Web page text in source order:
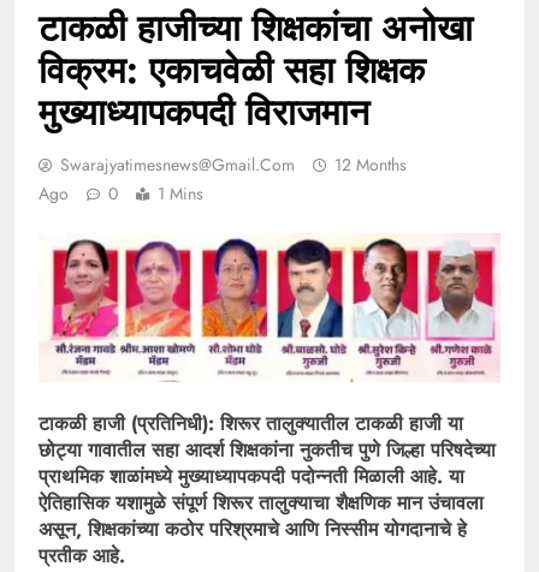
टाकळी हाजीच्या शिक्षकांचा अनोखा
विक्रम: एकाचवेळी सहा शिक्षक
मुख्याध्यापकपदी विराजमान
Swarajyatimesnews@gmail.com
12 Months
Ago
0 1 Mins
टाकळी हाजी (प्रतिनिधी): शिरूर तालुक्यातील टाकळी हाजी या
छोट्या गावातील सहा आदर्श शिक्षकांना नुकतीच पुणे जिल्हा परिषदेच्या
प्राथमिक शाळांमध्ये मुख्याध्यापकपदी पदोन्नती मिळाली आहे. या
ऐतिहासिक यशामुळे संपूर्ण शिरूर तालुक्याचा शैक्षणिक मान उंचावला
असून, शिक्षकांच्या कठोर परिश्रमाचे आणि निस्सीम योगदानाचे हे
प्रतीक आहे.